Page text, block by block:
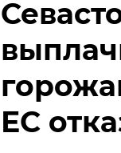
ЕС